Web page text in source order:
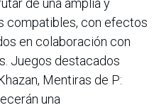
de una amplia y
compatibles, con efectos
en colaboración con
Juegos destacados
Mentiras de P:
una